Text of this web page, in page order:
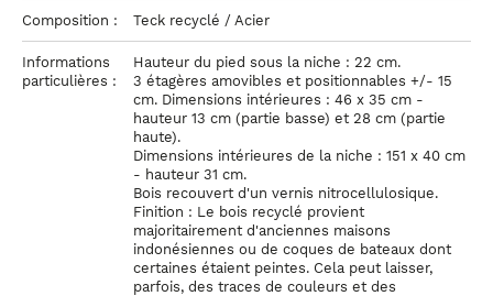
Composition : Teck recyclé / Acier
Informations
particulières :
Hauteur du pied sous la niche : 22 cm.
3 étagères amovibles et positionnables +/- 15
cm. Dimensions intérieures : 46 x 35 cm -
hauteur 13 cm (partie basse) et 28 cm (partie
haute).
Dimensions intérieures de la niche : 151 x 40 cm
- hauteur 31 cm.
Bois recouvert d'un vernis nitrocellulosique.
Finition : Le bois recyclé provient
majoritairement d'anciennes maisons
indonésiennes ou de coques de bateaux dont
certaines étaient peintes. Cela peut laisser,
parfois, des traces de couleurs et des